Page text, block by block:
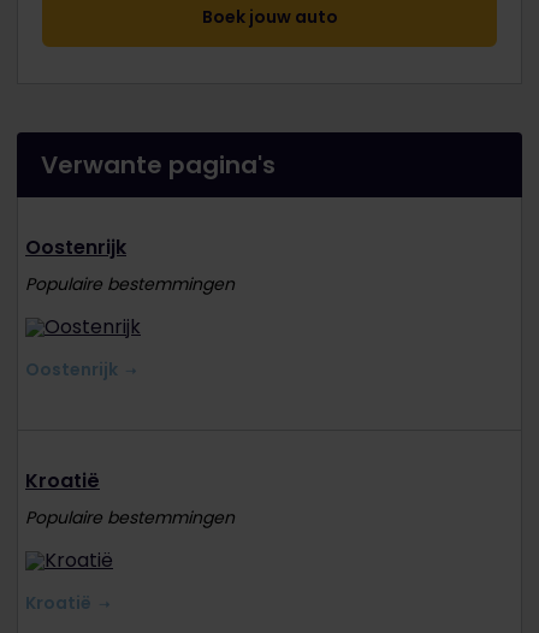
Boek jouw auto
Verwante pagina's
Oostenrijk
Populaire bestemmingen
Oostenrijk
Kroatië
Populaire bestemmingen
Kroatië